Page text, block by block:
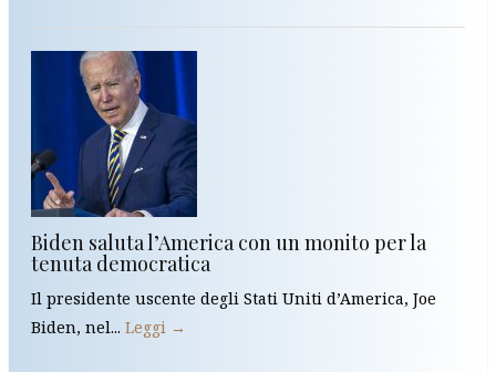
Biden saluta l’America con un monito per la
tenuta democratica
Il presidente uscente degli Stati Uniti d’America, Joe
Biden, nel... Leggi →